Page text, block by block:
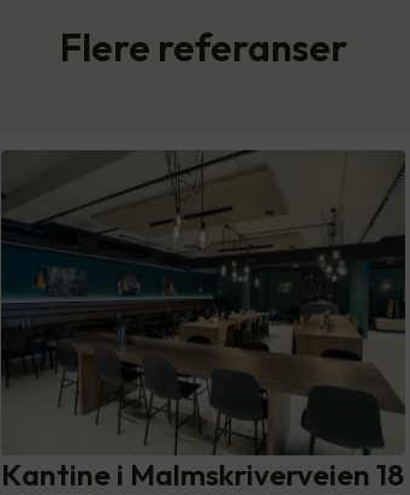
Flere referanser
Kantine i Malmskriverveien 18